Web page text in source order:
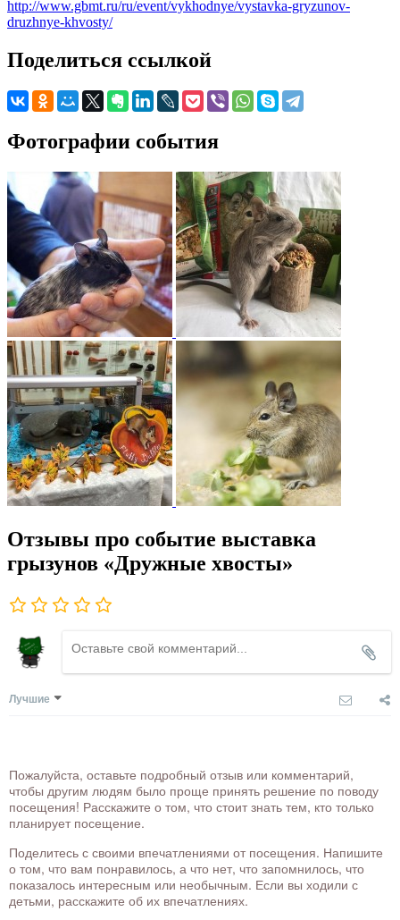
http://www.gbmt.ru/ru/event/vykhodnye/vystavka-gryzunov-
druzhnye-khvosty/
Поделиться ссылкой
Фотографии события
Отзывы про событие выставка
грызунов «Дружные хвосты»
Лучшие
Пожалуйста, оставьте подробный отзыв или комментарий,
чтобы другим людям было проще принять решение по поводу
посещения! Расскажите о том, что стоит знать тем, кто только
планирует посещение.
Поделитесь с своими впечатлениями от посещения. Напишите
о том, что вам понравилось, а что нет, что запомнилось, что
показалось интересным или необычным. Если вы ходили с
детьми, расскажите об их впечатлениях.